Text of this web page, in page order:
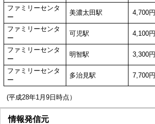
ファミリーセンタ
ー
美濃太田駅 4,700円
ファミリーセンタ
ー
可児駅 4,100円
ファミリーセンタ
ー
明智駅 3,300円
ファミリーセンタ
ー
多治見駅 7,700円
(平成28年1月9日時点）
情報発信元